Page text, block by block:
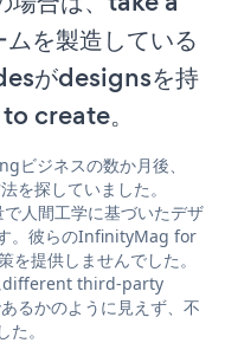
を製造している
がdesignsを持
create。
ビジネスの数か月後、
を探していました。
人間工学に基づいたデザ
。彼らのInfinityMag for
提供しませんでした。
different third-party
るかのように見えず、不
。